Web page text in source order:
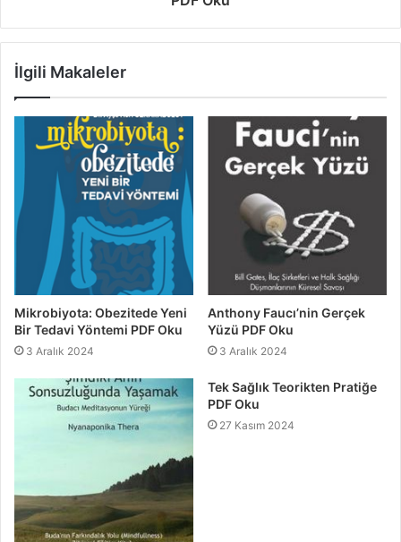
İlgili Makaleler
Mikrobiyota: Obezitede Yeni
Bir Tedavi Yöntemi PDF Oku
3 Aralık 2024
Anthony Faucı’nin Gerçek
Yüzü PDF Oku
3 Aralık 2024
Tek Sağlık Teorikten Pratiğe
PDF Oku
27 Kasım 2024